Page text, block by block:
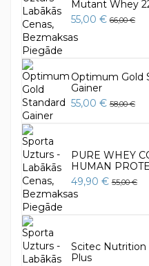
Mutant Whey
55,00 € 66,00 €
Optimum Gold
Gainer
55,00 € 58,00 €
PURE WHEY
HUMAN
49,90 € 55,00 €
Scitec Nutrition
Plus